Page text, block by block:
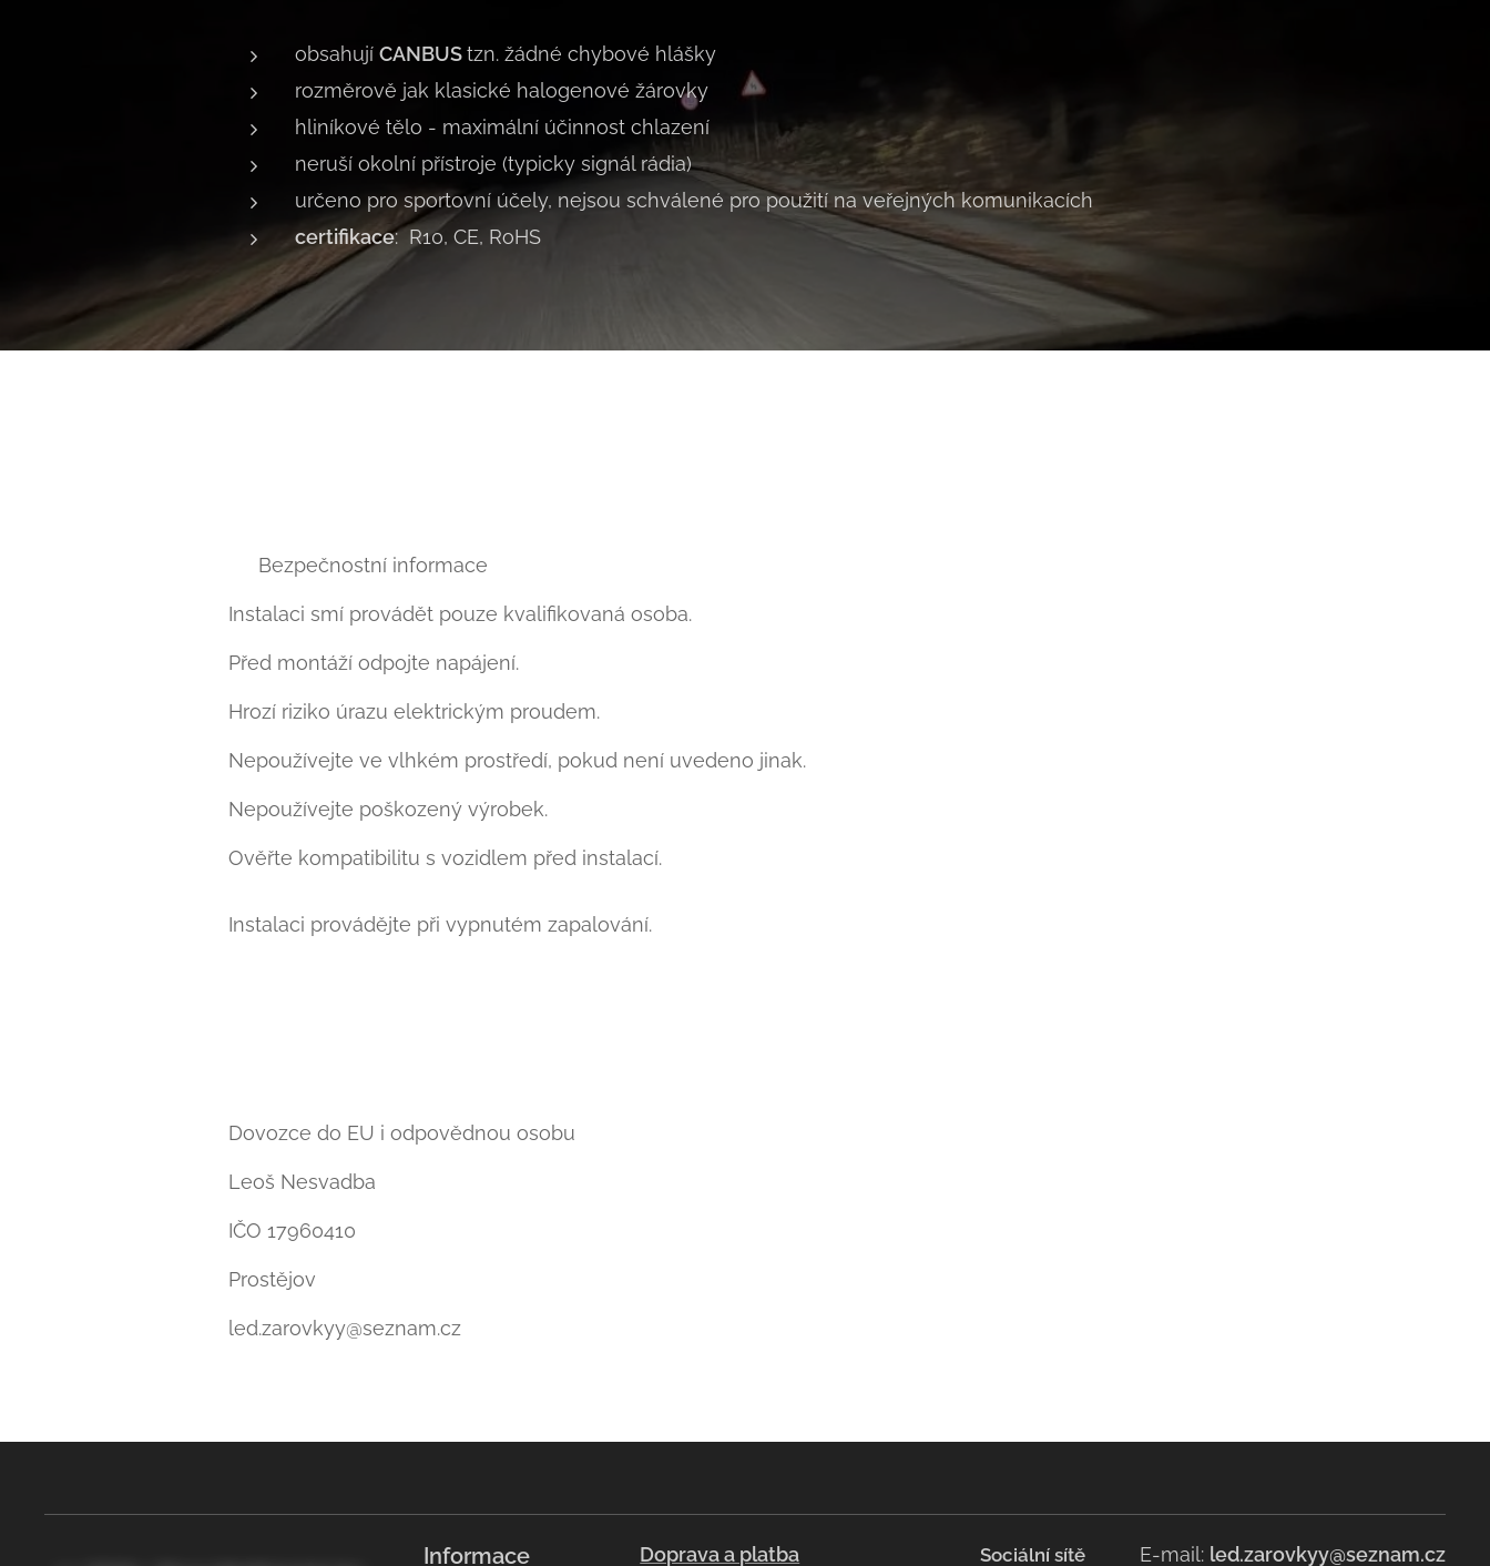
obsahují CANBUStzn. žádné chybové hlášky
rozměrově jak klasické halogenové žárovky
hliníkové tělo - maximální účinnost chlazení
neruší okolní přístroje (typicky signál rádia)
určeno pro sportovní účely, nejsou schválené pro použití na veřejných komunikacích
certifikace: R10, CE, RoHS
⚠ Bezpečnostní informace
Instalaci smí provádět pouze kvalifikovaná osoba.
Před montáží odpojte napájení.
Hrozí riziko úrazu elektrickým proudem.
Nepoužívejte ve vlhkém prostředí, pokud není uvedeno jinak.
Nepoužívejte poškozený výrobek.
Ověřte kompatibilitu s vozidlem před instalací.
Instalaci provádějte při vypnutém zapalování.
Dovozce do EU i odpovědnou osobu
Leoš Nesvadba
IČO 17960410
Prostějov
led.zarovkyy@seznam.cz
Informace Doprava a platba Sociální sítě E-mail: led.zarovkyy@seznam.cz